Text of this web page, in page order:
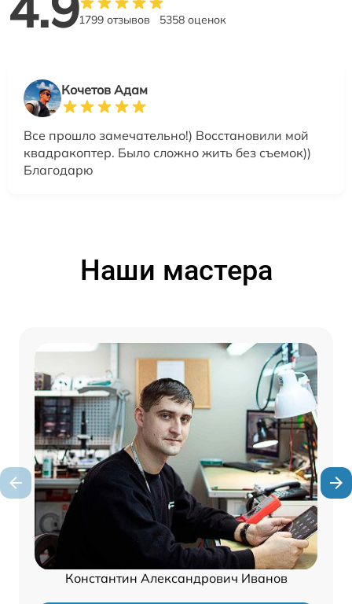
1799 отзывов 5358 оценок
Кочетов Адам
Все прошло замечательно!) Восстановили мой
квадракоптер. Было сложно жить без съемок))
Благодарю
Наши мастера
Константин Александрович Иванов